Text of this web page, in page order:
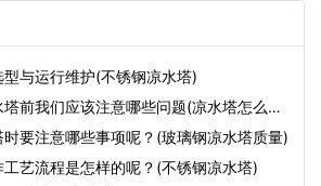
… 重要支柱(冷却塔节能
与运行维护(不锈钢凉水塔)
前我们应该注意哪些问题(凉水塔怎么保
要注意哪些事项呢？(玻璃钢凉水塔质量)
艺流程是怎样的呢？(不锈钢凉水塔)